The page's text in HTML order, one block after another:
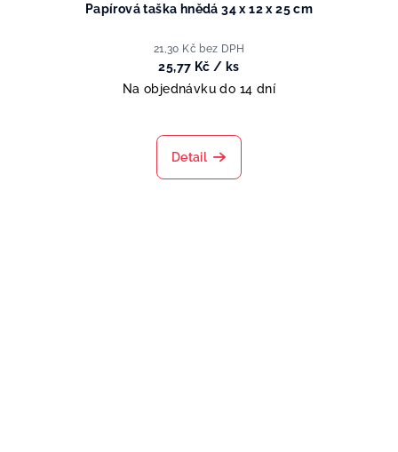
Papírová taška hnědá 34 x 12 x 25 cm
21,30 Kč bez DPH
25,77 Kč / ks
Na objednávku do 14 dní
Detail